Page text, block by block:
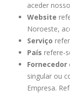
aceder
Website
Noroeste,
Serviço
País refere-
Fornecedor
singular ou
Empresa.